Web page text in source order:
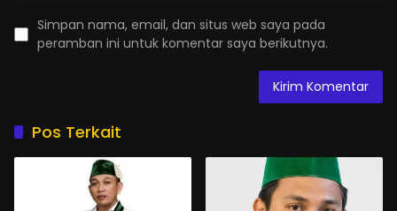
Simpan nama, email, dan situs web saya pada
peramban ini untuk komentar saya berikutnya.
Pos Terkait